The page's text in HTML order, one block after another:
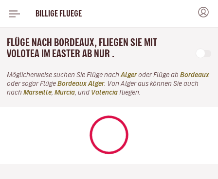
BILLIGE FLUEGE
FLÜGE NACH BORDEAUX, FLIEGEN SIE MIT
VOLOTEA IM EASTER AB NUR .
Möglicherweise suchen Sie Flüge nach Algeroder Flüge ab Bordeaux
oder sogar Flüge Bordeaux Alger. Von Alger aus können Sie auch
nach Marseille Murcia , und Valencia fliegen.